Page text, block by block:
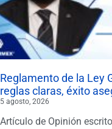
Reglamento de la Ley
reglas claras, éxito
5 agosto, 2026
Artículo de Opinión